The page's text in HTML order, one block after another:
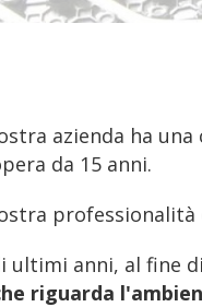
azienda ha
da 15 anni.
professionalità
ultimi anni, al fine
riguarda